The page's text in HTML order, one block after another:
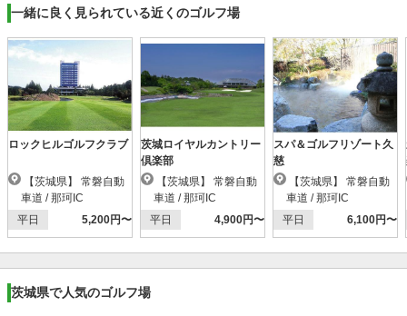
一緒に良く見られている近くのゴルフ場
ロックヒルゴルフクラブ
車道 / 那珂IC
平日
5,200円〜
茨城ロイヤルカントリー
倶楽部
車道 / 那珂IC
平日
4,900円〜
スパ＆ゴルフリゾート久
慈
車道 / 那珂IC
平日
6,100円〜
茨城県で人気のゴルフ場